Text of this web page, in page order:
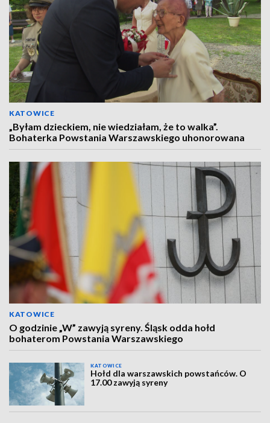
KATOWICE
„Byłam dzieckiem, nie wiedziałam, że to walka”.
Bohaterka Powstania Warszawskiego uhonorowana
KATOWICE
O godzinie „W” zawyją syreny. Śląsk odda hołd
bohaterom Powstania Warszawskiego
KATOWICE
Hołd dla warszawskich powstańców. O
17.00 zawyją syreny